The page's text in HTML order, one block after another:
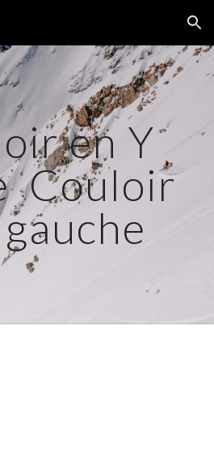
Skip to navigation
en Y
Couloir